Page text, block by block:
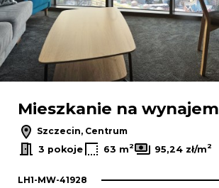
Mieszkanie na wynajem
Szczecin, Centrum
3 pokoje
63 m2 95,24 zł/m2
LH1-MW-41928